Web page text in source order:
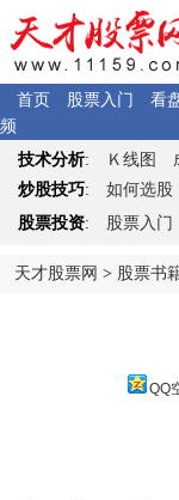
首页 股票入门 看
频
技术分析: Ｋ 线图
炒股技巧: 如何选股
股票投资: 股票入门
天才股票网 > 股票书
QQ